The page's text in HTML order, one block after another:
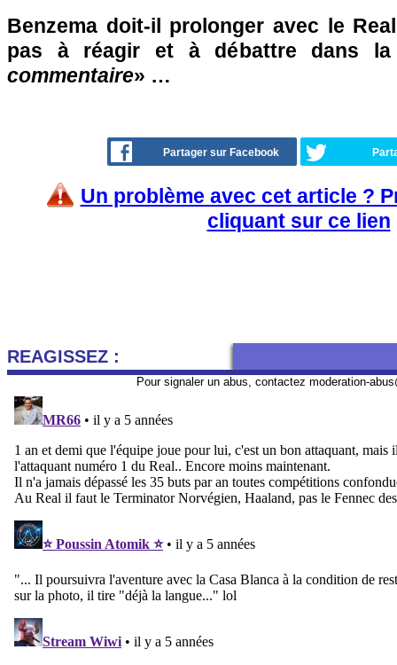
Benzema doit-il prolonger avec le
pas à réagir et à débattre dans
commentaire» …
Partager sur Facebook
Un problème avec cet article ?
cliquant sur ce lien
REAGISSEZ :
Pour signaler un abus, contactez moderation-